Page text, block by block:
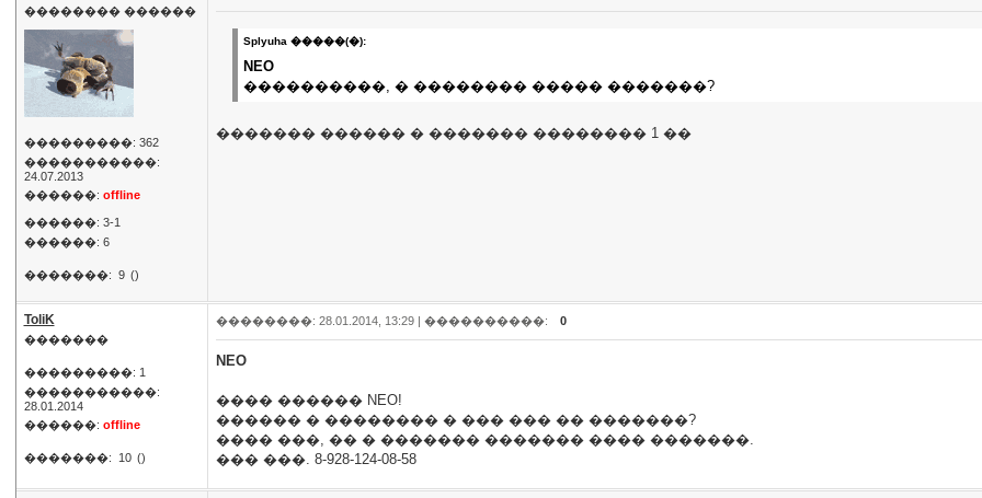
�������� ������
���������: 362
�����������:
24.07.2013
������: offline
������: 3-1
������: 6
�������: 9 ()
Splyuha �����(�):
NEO
����������, � �������� ����� �������?
������� ������ � ������� �������� 1 ��
ToliK
�������
���������: 1
�����������:
28.01.2014
������: offline
�������: 10 ()
��������: 28.01.2014, 13:29 | ����������: 0
NEO
���� ������ NEO!
������ � �������� � ��� ��� �� �������?
���� ���, �� � ������� ������� ���� �������.
��� ���. 8-928-124-08-58